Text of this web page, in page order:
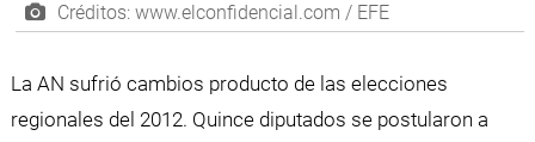
Créditos: www.elconfidencial.com / EFE
La AN sufrió cambios producto de las elecciones
regionales del 2012. Quince diputados se postularon a